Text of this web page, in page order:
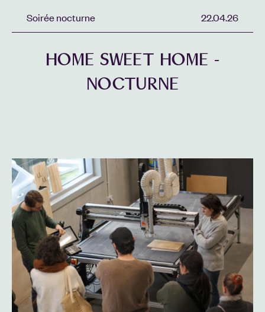
Soirée nocturne 22.04.26
HOME SWEET HOME -
NOCTURNE